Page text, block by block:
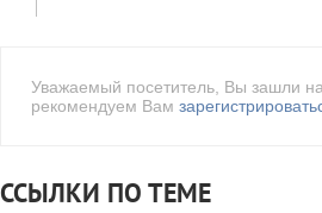
Уважаемый посетитель, Вы зашли
рекомендуем Вам
ССЫЛКИ ПО ТЕМЕ